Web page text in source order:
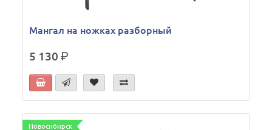
Мангал на ножках разборный
5 130р.
Новосибирск